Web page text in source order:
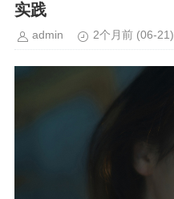
实践
admin 2个月前 (06-21)